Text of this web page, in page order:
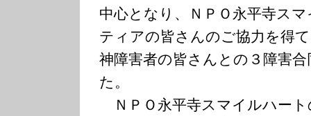
中心となり、ＮＰＯ永平寺ス
ティアの皆さんのご協力を得
神障害者の皆さんとの３障害
た。
ＮＰＯ永平寺スマイルハート